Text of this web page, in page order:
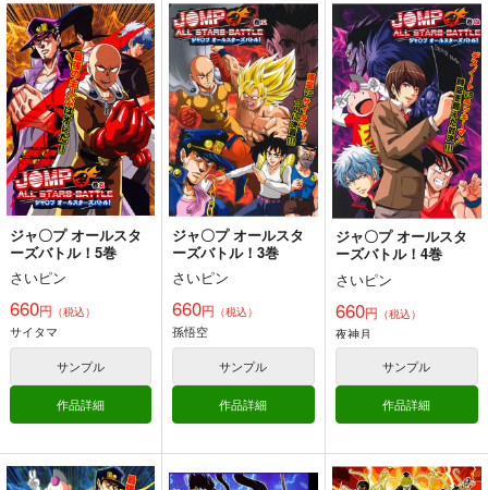
カート カート カート
ジャ〇プ オールスタ
ーズバトル！
さいピン
（税込）
孫悟空
ケンシロウ
両津勘吉
サンプル
東方緩形獣
さいピン
660円（税込）
東方Project
博麗霊夢
東方鬼形獣のボスキャラ全員
サンプル
BBAの奇妙な冒険４
さいピン
748円（税込）
東方Project
小野塚小町
四季映姫
八雲紫
サンプル
カート
ジャ〇プオールスター
ズバトル総集編・上巻
さいピン
1,320円（税込）
よろず
孫悟空
サイタマ
空条承太郎
サンプル
カート
ジャ〇プ オールスタ
ーズバトル！5巻
さいピン
660円 （税込）
サイタマ
サンプル
作品詳細
ジャ〇プ オールスタ
ーズバトル！3巻
さいピン
660円 （税込）
孫悟空
サンプル
作品詳細
ジャ〇プ オールスタ
ーズバトル！4巻
さいピン
660円 （税込）
夜神月
サンプル
作品詳細